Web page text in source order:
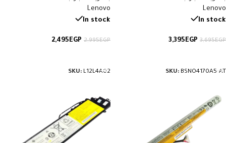
Lenovo
In stock
3,695EGP
3,395EGP
SKU: BSNO4170A5-AT
Lenovo
In stock
2,995EGP
2,495EGP
SKU: L12L4A02